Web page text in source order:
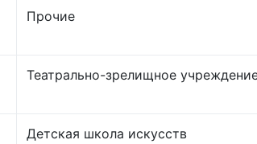
Прочие
Театрально-зрелищное
Детская школа искусств